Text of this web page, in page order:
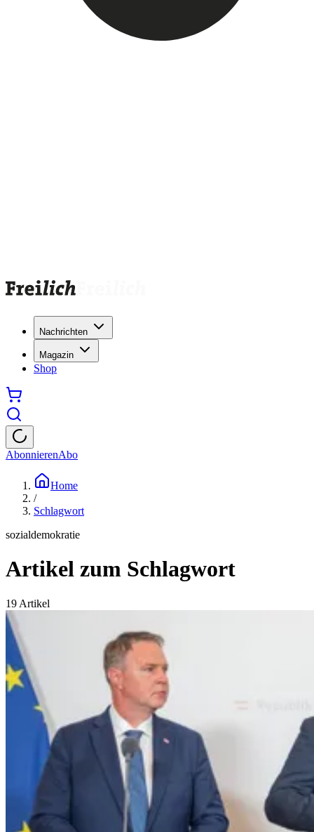
Nachrichten
Magazin
Shop
AbonnierenAbo
Home
/
Schlagwort
sozialdemokratie
Artikel zum Schlagwort
19 Artikel